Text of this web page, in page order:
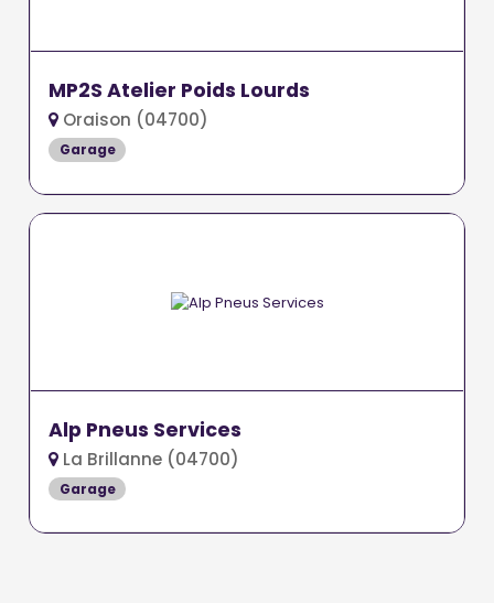
MP2S Atelier Poids Lourds
Oraison (04700)
Garage
Alp Pneus Services
La Brillanne (04700)
Garage